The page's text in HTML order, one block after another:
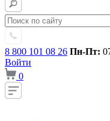
8 800 101 08 26 Пн-Пт:
Войти
0